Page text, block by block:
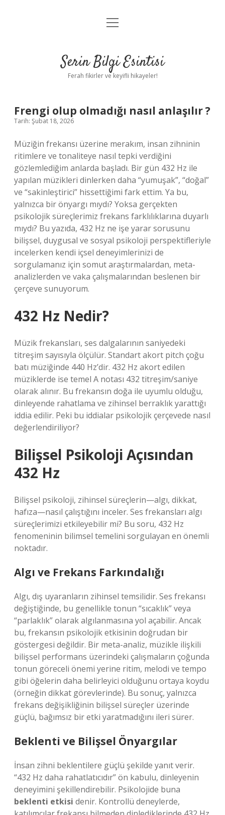
Anasayfa
Yasal Uyarı
menüyü
Serin Bilgi Esintisi
Ferah fikirler ve keyifli hikayeler!
Frengi olup olmadığı nasıl anlaşılır ?
Tarih: Şubat 18, 2026
Müziğin frekansı üzerine merakım, insan zihninin
ritimlere ve tonaliteye nasıl tepki verdiğini
gözlemlediğim anlarda başladı. Bir gün 432 Hz ile
yapılan müzikleri dinlerken daha “yumuşak”, “doğal”
ve “sakinleştirici” hissettiğimi fark ettim. Ya bu,
yalnızca bir önyargı mıydı? Yoksa gerçekten
psikolojik süreçlerimiz frekans farklılıklarına duyarlı
mıydı? Bu yazıda, 432 Hz ne işe yarar sorusunu
bilişsel, duygusal ve sosyal psikoloji perspektifleriyle
incelerken kendi içsel deneyimlerinizi de
sorgulamanız için somut araştırmalardan, meta-
analizlerden ve vaka çalışmalarından beslenen bir
çerçeve sunuyorum.
432 Hz Nedir?
Müzik frekansları, ses dalgalarının saniyedeki
titreşim sayısıyla ölçülür. Standart akort pitch çoğu
batı müziğinde 440 Hz’dir. 432 Hz akort edilen
müziklerde ise temel A notası 432 titreşim/saniye
olarak alınır. Bu frekansın doğa ile uyumlu olduğu,
dinleyende rahatlama ve zihinsel berraklık yarattığı
iddia edilir. Peki bu iddialar psikolojik çerçevede nasıl
değerlendiriliyor?
Bilişsel Psikoloji Açısından
432 Hz
Bilişsel psikoloji, zihinsel süreçlerin—algı, dikkat,
hafıza—nasıl çalıştığını inceler. Ses frekansları algı
süreçlerimizi etkileyebilir mi? Bu soru, 432 Hz
fenomeninin bilimsel temelini sorgulayan en önemli
noktadır.
Algı ve Frekans Farkındalığı
Algı, dış uyaranların zihinsel temsilidir. Ses frekansı
değiştiğinde, bu genellikle tonun “sıcaklık” veya
“parlaklık” olarak algılanmasına yol açabilir. Ancak
bu, frekansın psikolojik etkisinin doğrudan bir
göstergesi değildir. Bir meta-analiz, müzikle ilişkili
bilişsel performans üzerindeki çalışmaların çoğunda
tonun göreceli önemi yerine ritim, melodi ve tempo
gibi öğelerin daha belirleyici olduğunu ortaya koydu
(örneğin dikkat görevlerinde). Bu sonuç, yalnızca
frekans değişikliğinin bilişsel süreçler üzerinde
güçlü, bağımsız bir etki yaratmadığını ileri sürer.
Beklenti ve Bilişsel Önyargılar
İnsan zihni beklentilere güçlü şekilde yanıt verir.
“432 Hz daha rahatlatıcıdır” ön kabulu, dinleyenin
deneyimini şekillendirebilir. Psikolojide buna
beklenti etkisi denir. Kontrollü deneylerde,